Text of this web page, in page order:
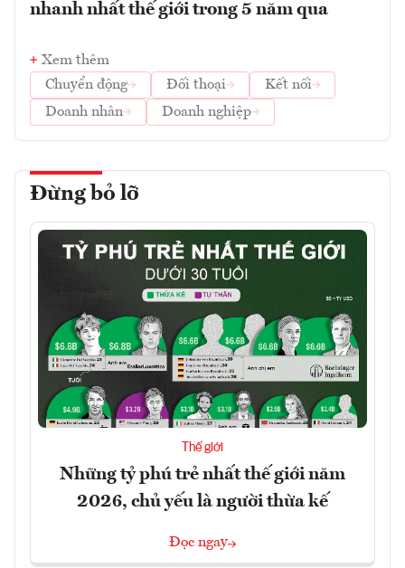
nhanh nhất thế giới trong 5 năm qua
Xem thêm
Chuyển động
Đối thoại
Kết nối
Doanh nhân
Doanh nghiệp
Đừng bỏ lỡ
Thế giới
Những tỷ phú trẻ nhất thế giới năm
2026, chủ yếu là người thừa kế
Đọc ngay